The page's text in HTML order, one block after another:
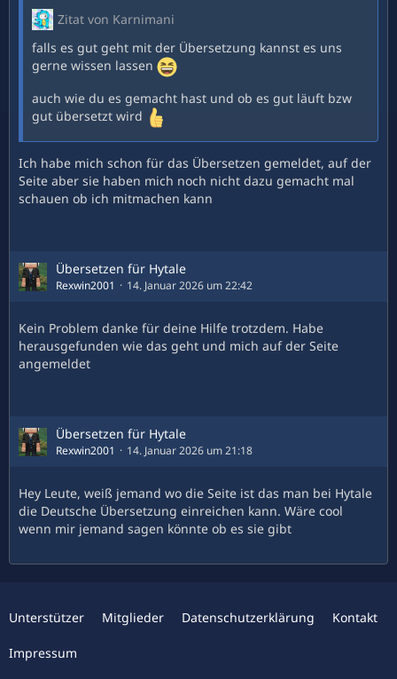
Zitat von Karnimani
falls es gut geht mit der Übersetzung kannst es uns
gerne wissen lassen
auch wie du es gemacht hast und ob es gut läuft bzw
gut übersetzt wird
Ich habe mich schon für das Übersetzen gemeldet, auf der
Seite aber sie haben mich noch nicht dazu gemacht mal
schauen ob ich mitmachen kann
Übersetzen für Hytale
Rexwin2001 14. Januar 2026 um 22:42
Kein Problem danke für deine Hilfe trotzdem. Habe
herausgefunden wie das geht und mich auf der Seite
angemeldet
Übersetzen für Hytale
Rexwin2001 14. Januar 2026 um 21:18
Hey Leute, weiß jemand wo die Seite ist das man bei Hytale
die Deutsche Übersetzung einreichen kann. Wäre cool
wenn mir jemand sagen könnte ob es sie gibt
Unterstützer Mitglieder Datenschutzerklärung Kontakt
Impressum